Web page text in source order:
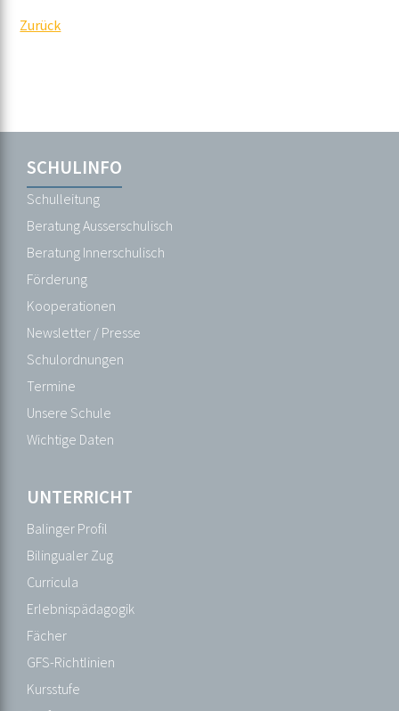
Zurück
Navigation
überspringen
SCHULINFO
Schulleitung
Beratung
Ausserschulisch
Beratung
Innerschulisch
Förderung
Kooperationen
Newsletter
/
Presse
Termine
UNTERRICHT
Balinger
Navigation
überspringen
SCHULINFO
Schulleitung
Beratung Ausserschulisch
Beratung Innerschulisch
Förderung
Kooperationen
Newsletter / Presse
Schulordnungen
Termine
Unsere Schule
Wichtige Daten
UNTERRICHT
Balinger Profil
Bilingualer Zug
Curricula
Erlebnispädagogik
Fächer
GFS-Richtlinien
Kursstufe